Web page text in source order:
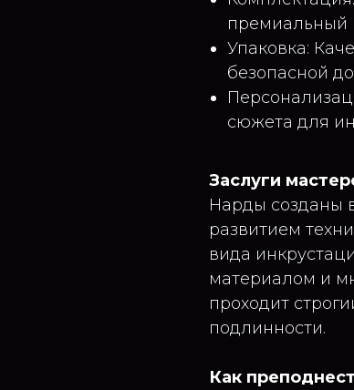
премиальный
Упаковка:
безопасной
сюжета для
Заслуги
Нарды созданы
развитием
вида
материалом и
проходит
подлинности.
Как